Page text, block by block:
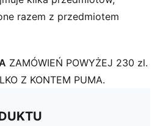
razem z przedmiotem
ZAMÓWIEŃ POWYŻEJ 230 zl.
Z KONTEM PUMA.